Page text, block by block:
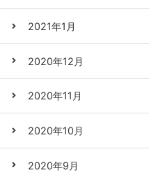
2021年1月
2020年12月
2020年11月
2020年10月
2020年9月